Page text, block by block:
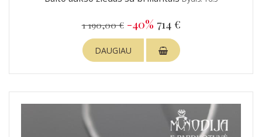
1 190,00 € -40% 714 €
DAUGIAU